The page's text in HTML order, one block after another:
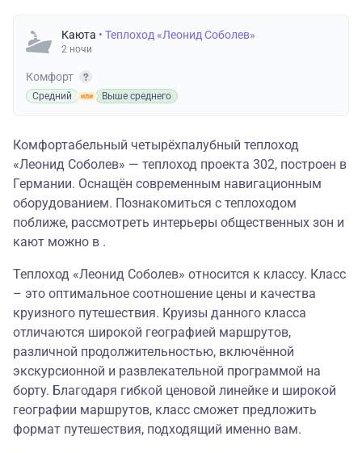
Каюта • Теплоход «Леонид Соболев»
2 ночи
Комфорт
Средний Выше среднего
Комфортабельный четырёхпалубный теплоход
«Леонид Соболев» — теплоход проекта 302, построен в
Германии. Оснащён современным навигационным
оборудованием. Познакомиться с теплоходом
поближе, рассмотреть интерьеры общественных зон и
кают можно в .
Теплоход «Леонид Соболев» относится к классу. Класс
– это оптимальное соотношение цены и качества
круизного путешествия. Круизы данного класса
отличаются широкой географией маршрутов,
различной продолжительностью, включённой
экскурсионной и развлекательной программой на
борту. Благодаря гибкой ценовой линейке и широкой
географии маршрутов, класс сможет предложить
формат путешествия, подходящий именно вам.